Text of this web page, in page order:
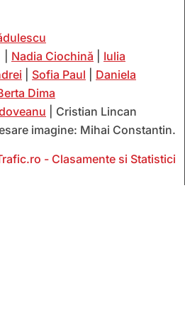
Nadia Ciochină
Iulia
Sofia Paul
Daniela
Dima
| Cristian Lincan
imagine: Mihai Constantin.